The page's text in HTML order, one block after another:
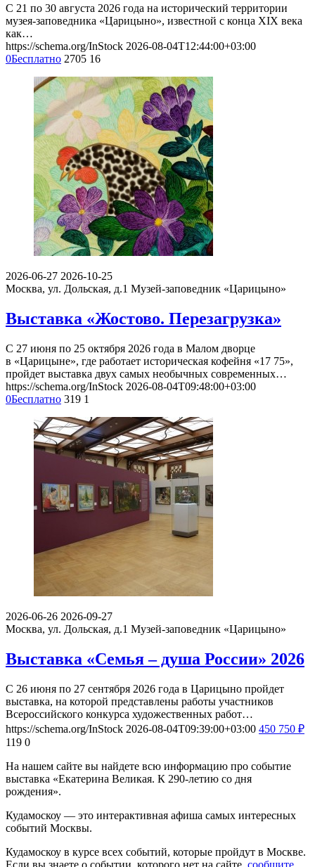
2026-08-21 2026-08-30
Москва, ул. Дольская, д.1 Музей-заповедник «Царицыно»
Фестиваль исторических садов 2026
С 21 по 30 августа 2026 года на исторический территории
музея-заповедника «Царицыно», известной с конца XIX века
как…
https://schema.org/InStock
2026-08-04T12:44:00+03:00
0Бесплатно 2705 16
2026-06-27 2026-10-25
Москва, ул. Дольская, д.1 Музей-заповедник «Царицыно»
Выставка «Жостово. Перезагрузка»
С 27 июня по 25 октября 2026 года в Малом дворце
в «Царицыне», где работает историческая кофейня «17 75»,
пройдет выставка двух самых необычных современных…
https://schema.org/InStock
2026-08-04T09:48:00+03:00
0Бесплатно 319 1
2026-06-26 2026-09-27